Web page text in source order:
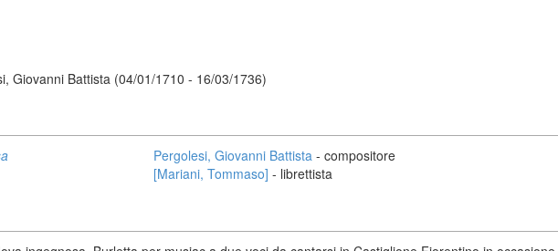
Giovanni Battista (04/01/1710 - 16/03/1736)
Pergolesi, Giovanni Battista - compositore
[Mariani, Tommaso] - librettista